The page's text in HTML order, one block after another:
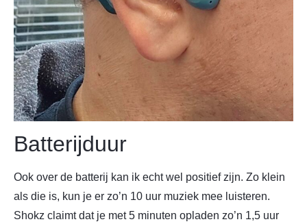
Batterijduur
Ook over de batterij kan ik echt wel positief zijn. Zo klein
als die is, kun je er zo’n 10 uur muziek mee luisteren.
Shokz claimt dat je met 5 minuten opladen zo’n 1,5 uur